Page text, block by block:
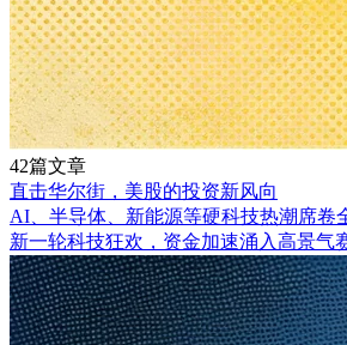
42篇文章
直击华尔街，美股的投资新风向
AI、半导体、新能源等硬科技热潮席卷
新一轮科技狂欢，资金加速涌入高景气